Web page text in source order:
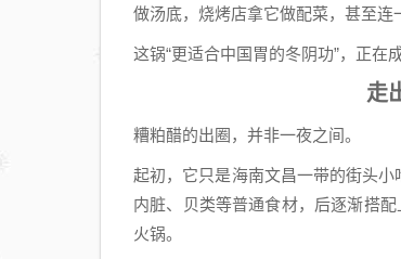
做汤底，烧烤店拿它做配菜，甚至连
这锅“更适合中国胃的冬阴功”，正在
走
糟粕醋的出圈，并非一夜之间。
起初，它只是海南文昌一带的街头
内脏、贝类等普通食材，后逐渐搭
火锅。